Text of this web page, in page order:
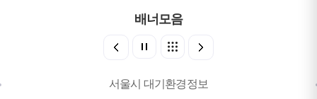
배너모음
서울시 대기환경정보